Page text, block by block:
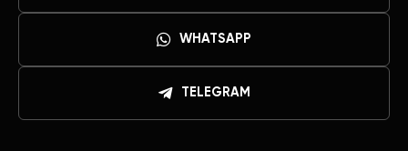
WHATSAPP
TELEGRAM